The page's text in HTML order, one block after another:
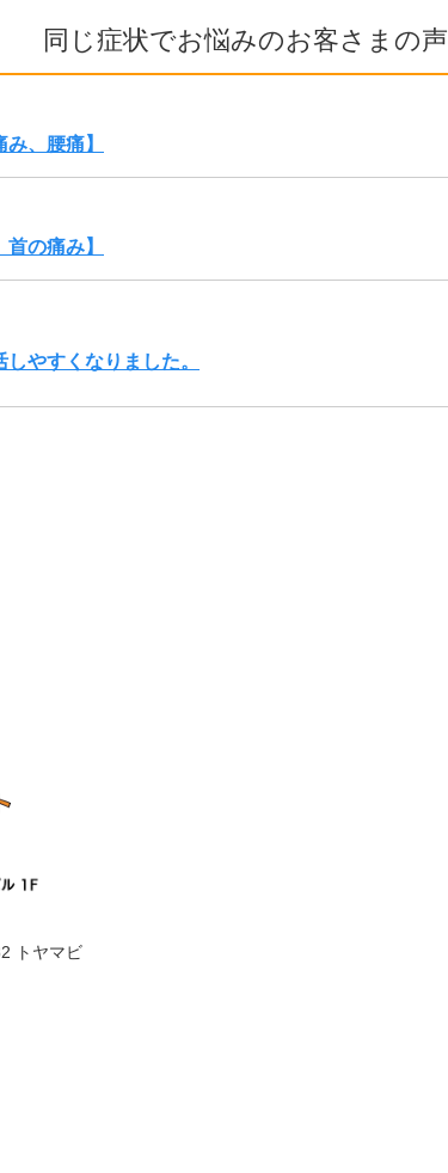
同じ症状でお悩みのお客さまの声
、腰痛】
の痛み】
やすくなりました。
トヤマビ